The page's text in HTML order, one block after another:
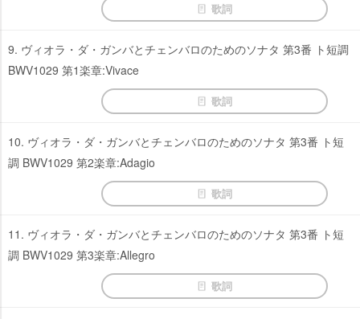
歌詞
9. ヴィオラ・ダ・ガンバとチェンバロのためのソナタ 第3番 ト短調
BWV1029 第1楽章:Vivace
歌詞
10. ヴィオラ・ダ・ガンバとチェンバロのためのソナタ 第3番 ト短
調 BWV1029 第2楽章:Adagio
歌詞
11. ヴィオラ・ダ・ガンバとチェンバロのためのソナタ 第3番 ト短
調 BWV1029 第3楽章:Allegro
歌詞